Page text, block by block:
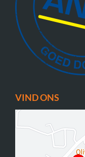
VIND ONS